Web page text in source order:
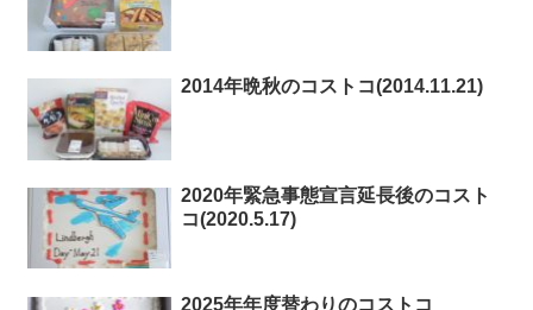
2014年晩秋のコストコ(2014.11.21)
2020年緊急事態宣言延長後のコスト
コ(2020.5.17)
2025年年度替わりのコストコ